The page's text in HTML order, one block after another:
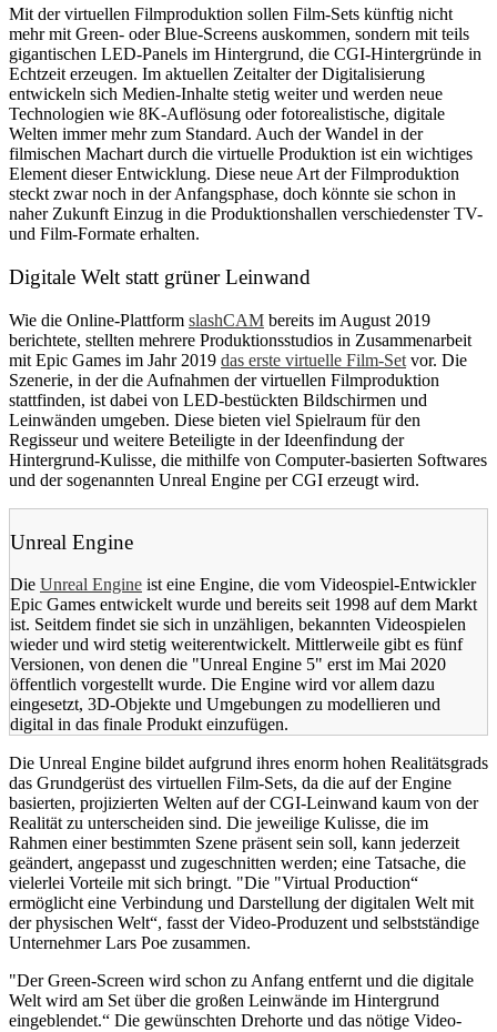
Mit der virtuellen Filmproduktion sollen Film-Sets künftig nicht
mehr mit Green- oder Blue-Screens auskommen, sondern mit teils
gigantischen LED-Panels im Hintergrund, die CGI-Hintergründe in
Echtzeit erzeugen. Im aktuellen Zeitalter der Digitalisierung
entwickeln sich Medien-Inhalte stetig weiter und werden neue
Technologien wie 8K-Auflösung oder fotorealistische, digitale
Welten immer mehr zum Standard. Auch der Wandel in der
filmischen Machart durch die virtuelle Produktion ist ein wichtiges
Element dieser Entwicklung. Diese neue Art der Filmproduktion
steckt zwar noch in der Anfangsphase, doch könnte sie schon in
naher Zukunft Einzug in die Produktionshallen verschiedenster TV-
und Film-Formate erhalten.
Digitale Welt statt grüner Leinwand
Wie die Online-Plattform slashCAM bereits im August 2019
berichtete, stellten mehrere Produktionsstudios in Zusammenarbeit
mit Epic Games im Jahr 2019 das erste virtuelle Film-Set vor. Die
Szenerie, in der die Aufnahmen der virtuellen Filmproduktion
stattfinden, ist dabei von LED-bestückten Bildschirmen und
Leinwänden umgeben. Diese bieten viel Spielraum für den
Regisseur und weitere Beteiligte in der Ideenfindung der
Hintergrund-Kulisse, die mithilfe von Computer-basierten Softwares
und der sogenannten Unreal Engine per CGI erzeugt wird.
Unreal Engine
Die Unreal Engine ist eine Engine, die vom Videospiel-Entwickler
Epic Games entwickelt wurde und bereits seit 1998 auf dem Markt
ist. Seitdem findet sie sich in unzähligen, bekannten Videospielen
wieder und wird stetig weiterentwickelt. Mittlerweile gibt es fünf
Versionen, von denen die "Unreal Engine 5" erst im Mai 2020
öffentlich vorgestellt wurde. Die Engine wird vor allem dazu
eingesetzt, 3D-Objekte und Umgebungen zu modellieren und
digital in das finale Produkt einzufügen.
Die Unreal Engine bildet aufgrund ihres enorm hohen Realitätsgrads
das Grundgerüst des virtuellen Film-Sets, da die auf der Engine
basierten, projizierten Welten auf der CGI-Leinwand kaum von der
Realität zu unterscheiden sind. Die jeweilige Kulisse, die im
Rahmen einer bestimmten Szene präsent sein soll, kann jederzeit
geändert, angepasst und zugeschnitten werden; eine Tatsache, die
vielerlei Vorteile mit sich bringt. "Die "Virtual Production“
ermöglicht eine Verbindung und Darstellung der digitalen Welt mit
der physischen Welt“, fasst der Video-Produzent und selbstständige
Unternehmer Lars Poe zusammen.
"Der Green-Screen wird schon zu Anfang entfernt und die digitale
Welt wird am Set über die großen Leinwände im Hintergrund
eingeblendet.“ Die gewünschten Drehorte und das nötige Video-